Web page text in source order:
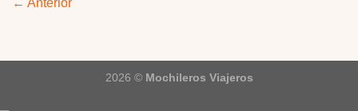
← Anterior
2026 © Mochileros Viajeros